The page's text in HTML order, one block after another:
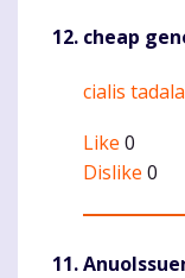
cheap
Komentaras
cialis
Like 0
Dislike 0